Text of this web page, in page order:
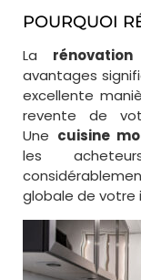
POURQUOI
La
avantages
excellente
revente de
Une cuisine
les
globale de votre